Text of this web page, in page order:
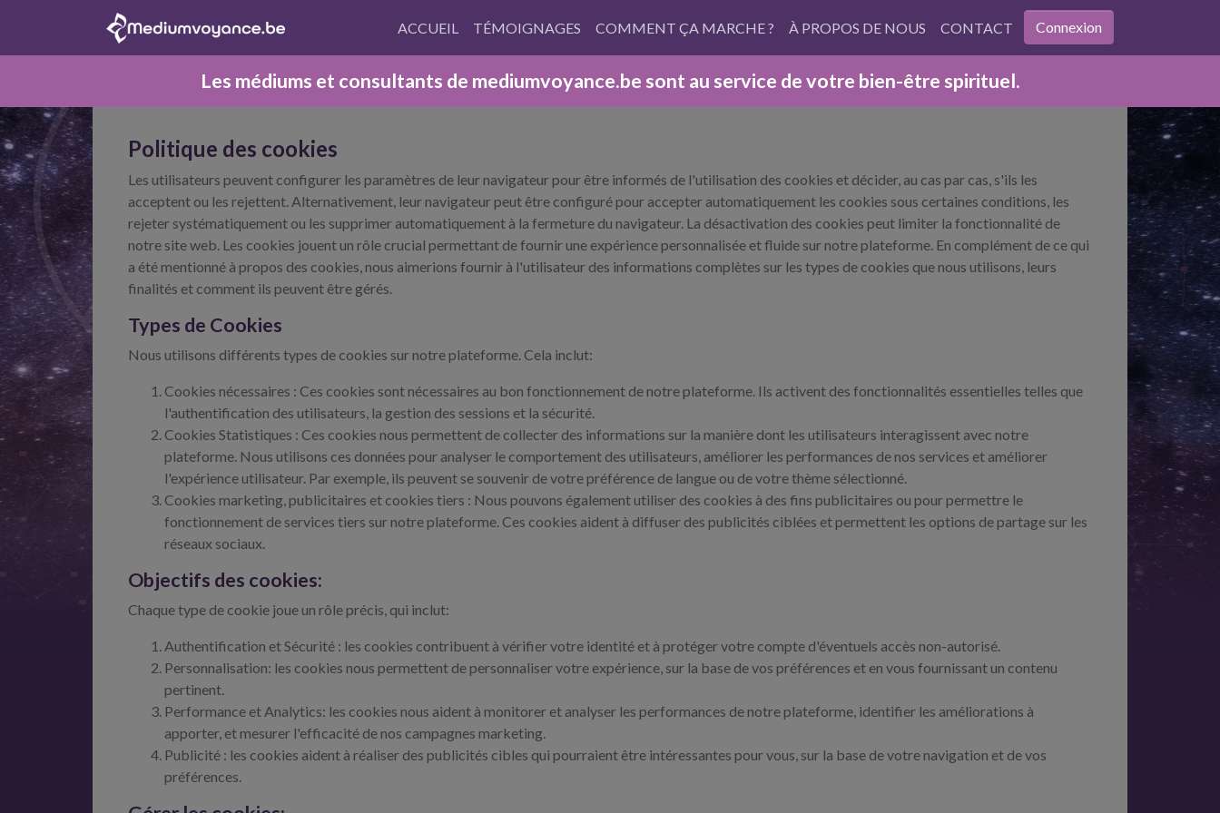
ACCUEIL TÉMOIGNAGES COMMENT ÇA MARCHE ? À PROPOS DE NOUS CONTACT Connexion
Les médiums et consultants de mediumvoyance.be sont au service de votre bien-être spirituel.
Politique des cookies
Les utilisateurs peuvent configurer les paramètres de leur navigateur pour être informés de l'utilisation des cookies et décider, au cas par cas, s'ils les
acceptent ou les rejettent. Alternativement, leur navigateur peut être configuré pour accepter automatiquement les cookies sous certaines conditions, les
rejeter systématiquement ou les supprimer automatiquement à la fermeture du navigateur. La désactivation des cookies peut limiter la fonctionnalité de
notre site web. Les cookies jouent un rôle crucial permettant de fournir une expérience personnalisée et fluide sur notre plateforme. En complément de ce qui
a été mentionné à propos des cookies, nous aimerions fournir à l'utilisateur des informations complètes sur les types de cookies que nous utilisons, leurs
finalités et comment ils peuvent être gérés.
Types de Cookies
Nous utilisons différents types de cookies sur notre plateforme. Cela inclut:
Cookies nécessaires : Ces cookies sont nécessaires au bon fonctionnement de notre plateforme. Ils activent des fonctionnalités essentielles telles que
l'authentification des utilisateurs, la gestion des sessions et la sécurité.
Cookies Statistiques : Ces cookies nous permettent de collecter des informations sur la manière dont les utilisateurs interagissent avec notre
plateforme. Nous utilisons ces données pour analyser le comportement des utilisateurs, améliorer les performances de nos services et améliorer
l'expérience utilisateur. Par exemple, ils peuvent se souvenir de votre préférence de langue ou de votre thème sélectionné.
Cookies marketing, publicitaires et cookies tiers : Nous pouvons également utiliser des cookies à des fins publicitaires ou pour permettre le
fonctionnement de services tiers sur notre plateforme. Ces cookies aident à diffuser des publicités ciblées et permettent les options de partage sur les
réseaux sociaux.
Objectifs des cookies:
Chaque type de cookie joue un rôle précis, qui inclut:
Authentification et Sécurité : les cookies contribuent à vérifier votre identité et à protéger votre compte d'éventuels accès non-autorisé.
Personnalisation: les cookies nous permettent de personnaliser votre expérience, sur la base de vos préférences et en vous fournissant un contenu
pertinent.
Performance et Analytics: les cookies nous aident à monitorer et analyser les performances de notre plateforme, identifier les améliorations à
apporter, et mesurer l'efficacité de nos campagnes marketing.
Publicité : les cookies aident à réaliser des publicités cibles qui pourraient être intéressantes pour vous, sur la base de votre navigation et de vos
préférences.